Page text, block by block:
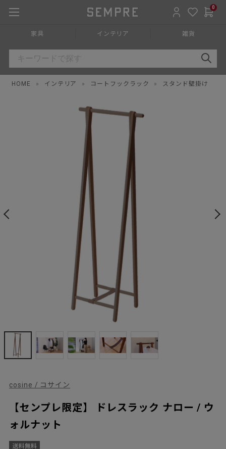
0
家具 インテリア 雑貨
HOME » インテリア » コートフックラック » スタンド壁掛け
cosine / コサイン
【センプレ限定】 ドレスラック ナロー / ウ
ォルナット